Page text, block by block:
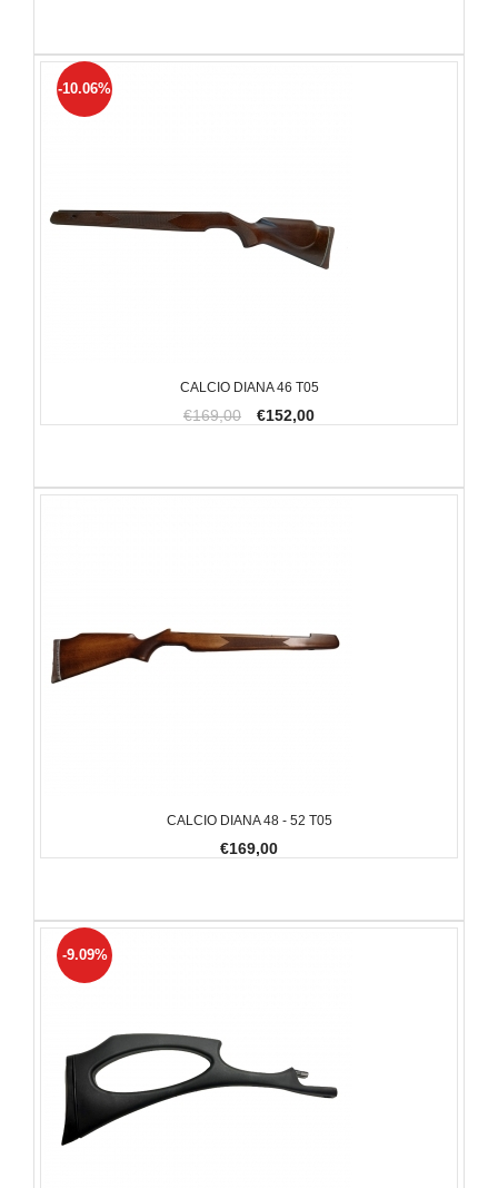
CALCIO DIANA 46 T05
€169,00 €152,00
-10.06%
CALCIO DIANA 48 - 52 T05
€169,00
-9.09%